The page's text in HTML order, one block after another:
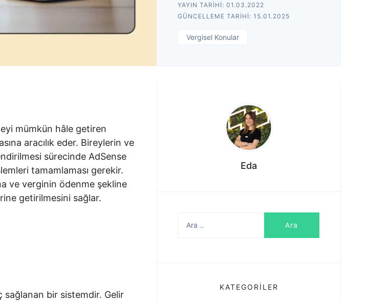
YAYIN TARIHI: 01.03.2022
GÜNCELLEME TARIHI: 15.01.2025
Vergisel Konular
mümkün hâle getiren
aracılık eder. Bireylerin ve
sürecinde AdSense
tamamlaması gerekir.
ve verginin ödenme şekline
getirilmesini sağlar.
sağlanan bir sistemdir. Gelir
Eda
KATEGORILER